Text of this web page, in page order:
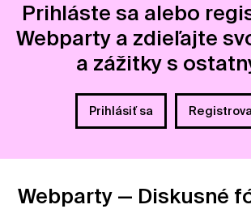
Prihláste sa alebo
Webparty a zdieľajte
a zážitky s
Prihlásiť sa
Webparty — Diskusné